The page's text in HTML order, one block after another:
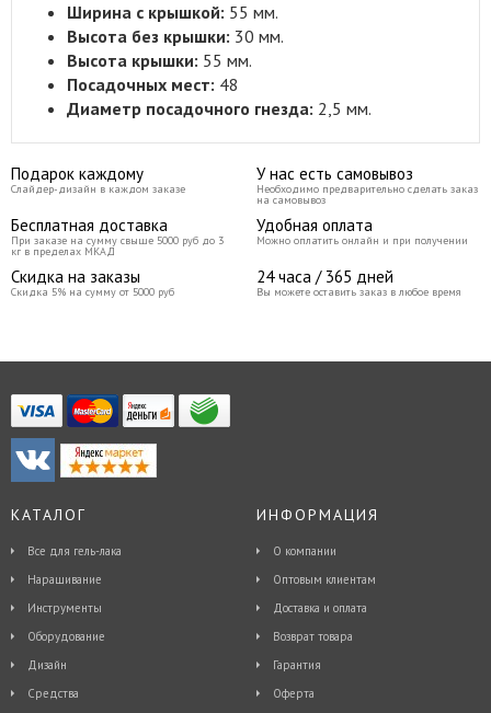
Ширина с крышкой: 55 мм.
Высота без крышки: 30 мм.
Высота крышки: 55 мм.
Посадочных мест: 48
Диаметр посадочного гнезда: 2,5 мм.
Подарок каждому
Слайдер-дизайн в каждом заказе
У нас есть самовывоз
Необходимо предварительно сделать заказ
на самовывоз
Бесплатная доставка
При заказе на сумму свыше 5000 руб до 3
кг в пределах МКАД
Удобная оплата
Можно оплатить онлайн и при получении
Скидка на заказы
Скидка 5% на сумму от 5000 руб
24 часа / 365 дней
Вы можете оставить заказ в любое время
КАТАЛОГ
Все для гель-лака
Наращивание
Инструменты
Оборудование
Дизайн
Средства
ИНФОРМАЦИЯ
О компании
Оптовым клиентам
Доставка и оплата
Возврат товара
Гарантия
Оферта